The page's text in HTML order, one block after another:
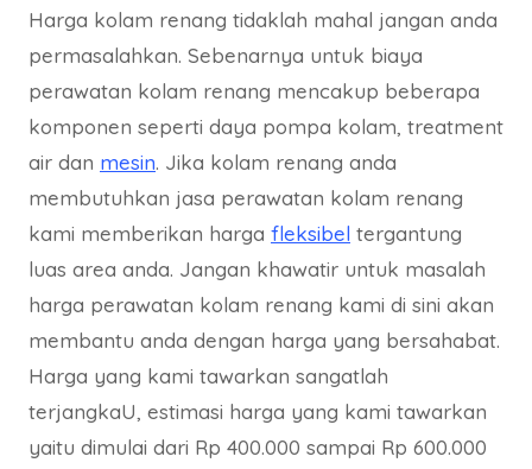
Harga kolam renang tidaklah mahal jangan anda
permasalahkan. Sebenarnya untuk biaya
perawatan kolam renang mencakup beberapa
komponen seperti daya pompa kolam, treatment
air dan mesin. Jika kolam renang anda
membutuhkan jasa perawatan kolam renang
kami memberikan harga fleksibel tergantung
luas area anda. Jangan khawatir untuk masalah
harga perawatan kolam renang kami di sini akan
membantu anda dengan harga yang bersahabat.
Harga yang kami tawarkan sangatlah
terjangkaU, estimasi harga yang kami tawarkan
yaitu dimulai dari Rp 400.000 sampai Rp 600.000